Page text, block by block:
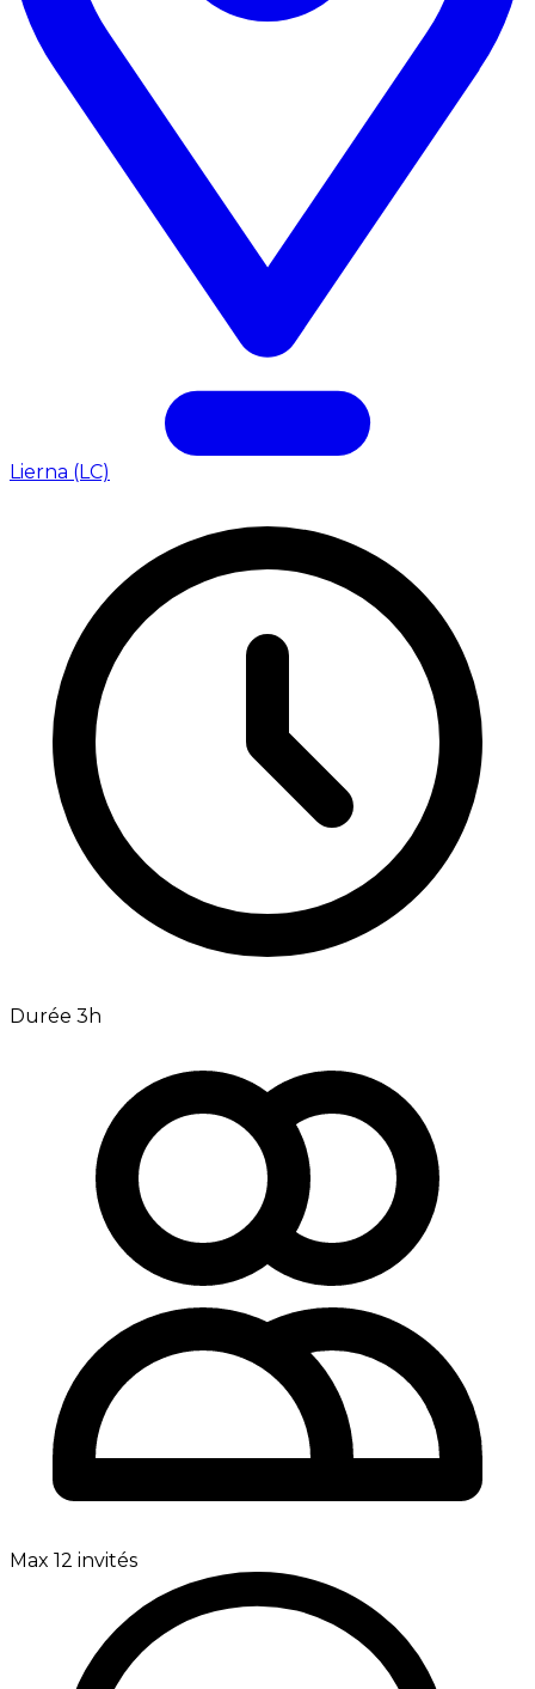
Lierna (LC)
Durée 3h
Max 12 invités